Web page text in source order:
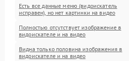
Есть все данные меню (видоискатель
исправен), но нет картинки на видео
Полностью отсутствует изображение в
видоискателе и на видео
Видна только половина изображения в
видоискателе и на видео